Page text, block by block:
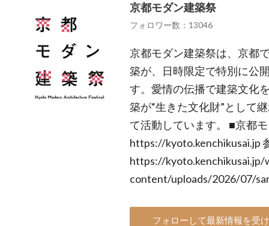
京都モダン建築祭
フォロワー数：13046
京都モダン建築祭は、京都
築が、日時限定で特別に公
す。愛情の伝播で建築文化
築が“生きた文化財”として
て活動しています。 ■京都
https://kyoto.kenchikusai.jp
https://kyoto.kenchikusai.jp/
content/uploads/2026/07/
フォローして最新情報を受